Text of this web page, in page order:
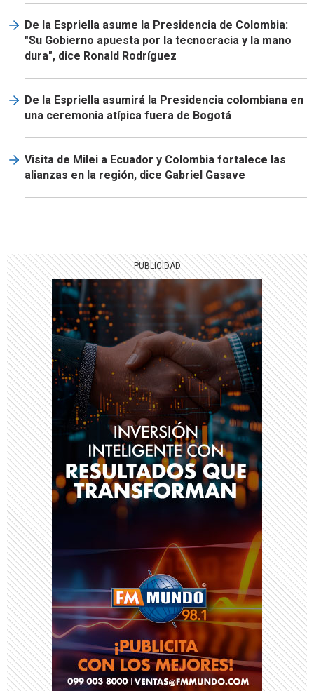
De la Espriella asume la Presidencia de Colombia:
"Su Gobierno apuesta por la tecnocracia y la mano
dura", dice Ronald Rodríguez
De la Espriella asumirá la Presidencia colombiana en
una ceremonia atípica fuera de Bogotá
Visita de Milei a Ecuador y Colombia fortalece las
alianzas en la región, dice Gabriel Gasave